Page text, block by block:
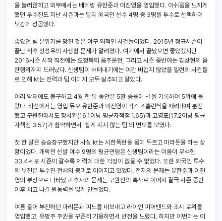
을 눌러앉히고 외부에서는 베테랑 유한준과 이진영을 영입했다. 아쉬움을 느끼게
했던 투수진도 지난 시즌과는 달리 외국인 선수 4명 중 3명을 투수로 선택하며
보강에 성공했다.
좋았던 팀 분위기를 망친 것은 야구 외적인 사건들이었다. 2015년 정규시즌이
끝난 직후 장성우의 사생활 문제가 알려졌다. 여기에서 끝났으면 좋았겠지만
2016시즌 시작 직전에는 오정복의 음주운전, 그리고 시즌 중반에는 김상현의 음
란행위까지 드러났다. 신생팀이 버텨내기에는 여간 버겁지 않았을 일련의 사건들
로 인해 kt는 전력과 팀 이미지 모두 실추되고 말았다.
여러 악재에도 불구하고 4월 한 달 동안은 5할 승률에 -1을 기록하며 5위에 올
랐다. 타선에서는 영입 듀오 유한준과 이진영이 각각 4홈런씩을 때려내며 분전
했고 구원진에서도 장시환(16.1이닝 평균자책점 1.65)과 고영표(17.2이닝 평균
자책점 3.57)가 활약하면서 ‘쉽게 지지 않는 팀’의 면모를 보였다.
첫 한 달은 승승장구했지만 사실 kt는 시한폭탄을 몸에 두르고 마라톤을 하는 상
황이었다. 개막전 선발 야수 9명의 평균연령은 신생팀이라는 이름이 무색한
33.4세로 시즌이 갈수록 체력에 대한 걱정이 없을 수 없었다. 또한 외국인 투수
의 부진은 투수진 전체의 붕괴로 이어지고 있었다. 전자의 문제는 유한준과 이진
영의 부상으로 나타났고 후자의 문제는 구원진의 혹사로 이어져 결국 시즌 중반
이후 치고 나갈 원동력을 잃게 만들었다.
여름 들어 부진하던 마리몬과 피노를 내보내고 라이언 피어밴드와 조시 로위를
영입했고, 유망주 주권을 꾸준히 기용하면서 반전을 노렸다. 하지만 이번에는 이